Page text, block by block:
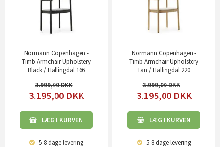
Normann Copenhagen -
Timb Armchair Upholstery
Black / Hallingdal 166
3.999,00
3.195,00 DKK
LÆG I KURVEN
5-8 dagelevering
Normann Copenhagen -
Timb Armchair Upholstery
Tan / Hallingdal 220
3.999,00
3.195,00 DKK
LÆG I KURVEN
5-8 dagelevering